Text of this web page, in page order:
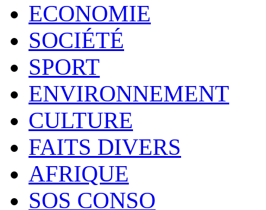
ECONOMIE
SOCIÉTÉ
SPORT
ENVIRONNEMENT
CULTURE
FAITS DIVERS
AFRIQUE
SOS CONSO